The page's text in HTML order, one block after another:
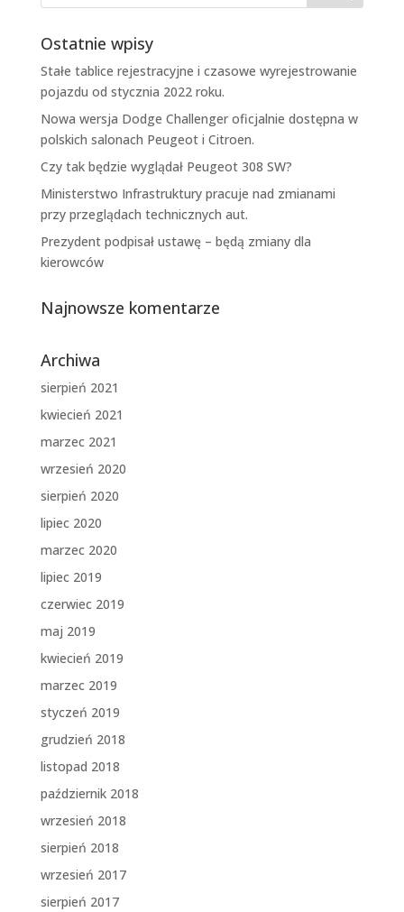
Ostatnie wpisy
Stałe tablice rejestracyjne i czasowe wyrejestrowanie
pojazdu od stycznia 2022 roku.
Nowa wersja Dodge Challenger oficjalnie dostępna w
polskich salonach Peugeot i Citroen.
Czy tak będzie wyglądał Peugeot 308 SW?
Ministerstwo Infrastruktury pracuje nad zmianami
przy przeglądach technicznych aut.
Prezydent podpisał ustawę – będą zmiany dla
kierowców
Najnowsze komentarze
Archiwa
sierpień 2021
kwiecień 2021
marzec 2021
wrzesień 2020
sierpień 2020
lipiec 2020
marzec 2020
lipiec 2019
czerwiec 2019
maj 2019
kwiecień 2019
marzec 2019
styczeń 2019
grudzień 2018
listopad 2018
październik 2018
wrzesień 2018
sierpień 2018
wrzesień 2017
sierpień 2017